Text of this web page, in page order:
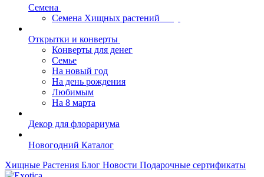
Семена
Семена Хищных растений
Открытки и конверты
Конверты для денег
Семье
На новый год
На день рождения
Любимым
На 8 марта
Декор для флорариума
Новогодний Каталог
Хищные Растения Блог Новости Подарочные сертификаты